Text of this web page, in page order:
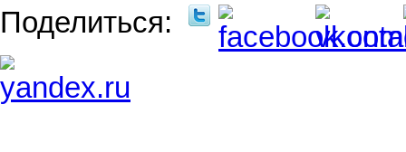
Поделиться: